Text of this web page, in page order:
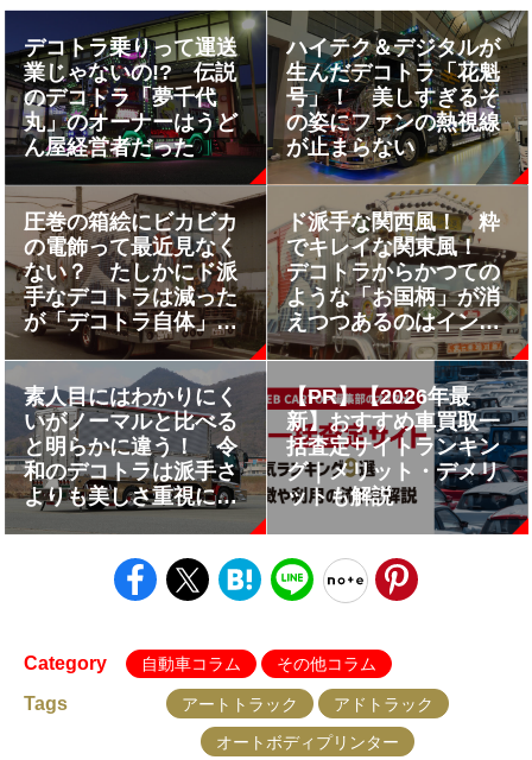
デコトラ乗りって運送
業じゃないの!? 伝説
のデコトラ「夢千代
丸」のオーナーはうど
ん屋経営者だった
ハイテク＆デジタルが
生んだデコトラ「花魁
号」！ 美しすぎるそ
の姿にファンの熱視線
が止まらない
圧巻の箱絵にビカビカ
の電飾って最近見なく
ない？ たしかにド派
手なデコトラは減った
が「デコトラ自体」は
むしろ増えている！
ド派手な関西風！ 粋
でキレイな関東風！
デコトラからかつての
ような「お国柄」が消
えつつあるのはインタ
ーネットのせいだった
素人目にはわかりにく
いがノーマルと比べる
と明らかに違う！ 令
和のデコトラは派手さ
よりも美しさ重視にシ
【PR】【2026年最
新】おすすめ車買取一
括査定サイトランキン
グ｜メリット・デメリ
ットも解説
Category 自動車コラム その他コラム
Tags アートトラック
アドトラック
オートボディプリンター